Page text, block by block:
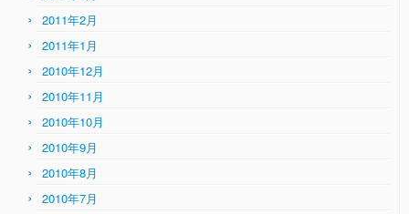
2011年2月
2011年1月
2010年12月
2010年11月
2010年10月
2010年9月
2010年8月
2010年7月